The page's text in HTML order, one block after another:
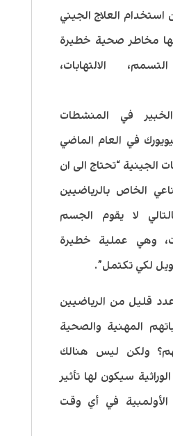
العلاج الجيني
مخاطر صحية خطيرة
الالتهابات،
في المنشطات
في العام الماضي
“تحتاج الى ان
الخاص بالرياضيين
لا يقوم الجسم
وهي عملية خطيرة
لكي تكتمل”.
قليل من الرياضيين
المهنية والصحية
ولكن ليس هنالك
سيكون لها تأثير
الأولمبية في أي وقت